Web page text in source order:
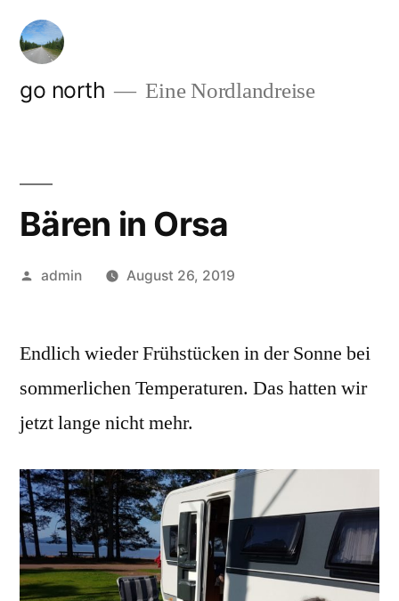
Zum
Inhalt
springen
go north Eine Nordlandreise
Bären in Orsa
Veröffentlicht
admin August 26, 2019
Endlich wieder Frühstücken in der Sonne bei
sommerlichen Temperaturen. Das hatten wir
jetzt lange nicht mehr.